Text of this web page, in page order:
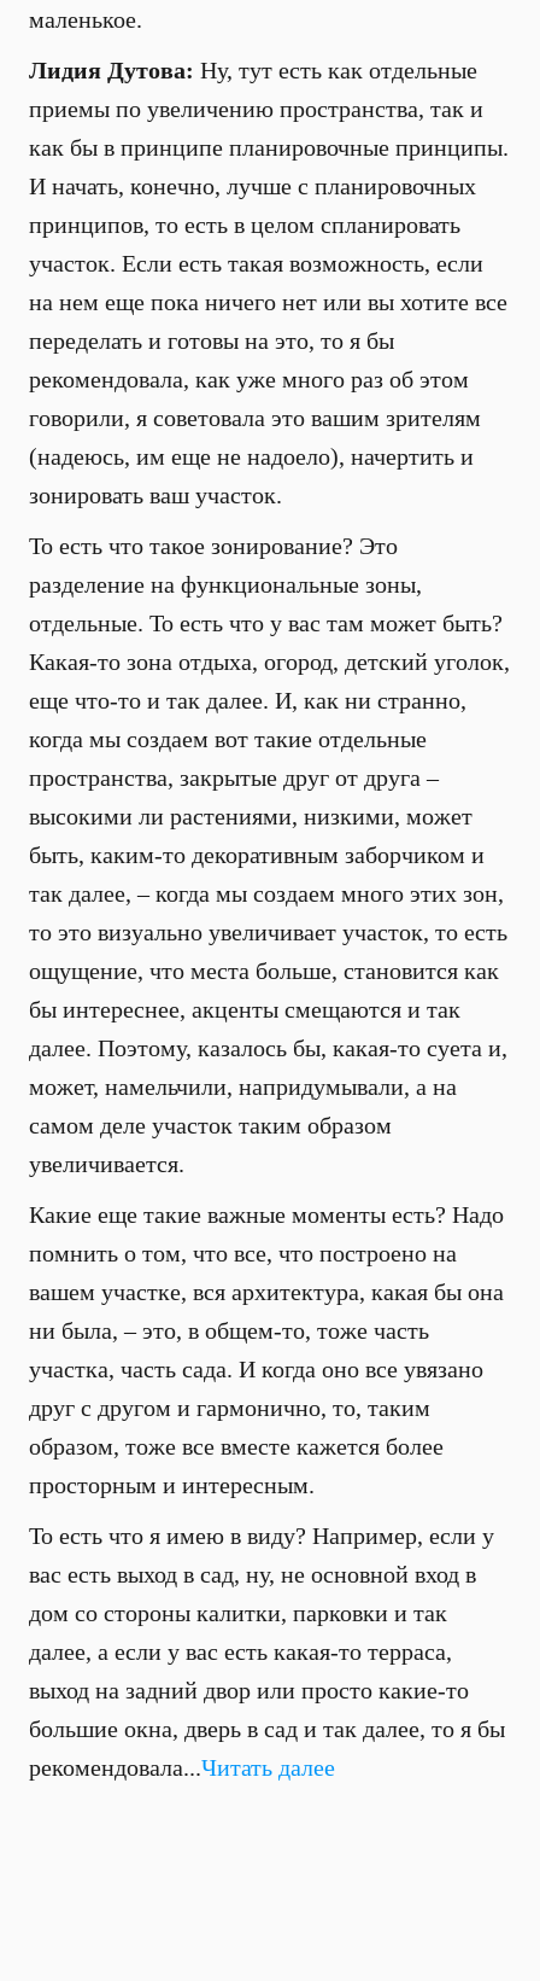
маленькое.
Лидия Дутова: Ну, тут есть как отдельные
приемы по увеличению пространства, так и
как бы в принципе планировочные принципы.
И начать, конечно, лучше с планировочных
принципов, то есть в целом спланировать
участок. Если есть такая возможность, если
на нем еще пока ничего нет или вы хотите все
переделать и готовы на это, то я бы
рекомендовала, как уже много раз об этом
говорили, я советовала это вашим зрителям
(надеюсь, им еще не надоело), начертить и
зонировать ваш участок.
То есть что такое зонирование? Это
разделение на функциональные зоны,
отдельные. То есть что у вас там может быть?
Какая-то зона отдыха, огород, детский уголок,
еще что-то и так далее. И, как ни странно,
когда мы создаем вот такие отдельные
пространства, закрытые друг от друга –
высокими ли растениями, низкими, может
быть, каким-то декоративным заборчиком и
так далее, – когда мы создаем много этих зон,
то это визуально увеличивает участок, то есть
ощущение, что места больше, становится как
бы интереснее, акценты смещаются и так
далее. Поэтому, казалось бы, какая-то суета и,
может, намельчили, напридумывали, а на
самом деле участок таким образом
увеличивается.
Какие еще такие важные моменты есть? Надо
помнить о том, что все, что построено на
вашем участке, вся архитектура, какая бы она
ни была, – это, в общем-то, тоже часть
участка, часть сада. И когда оно все увязано
друг с другом и гармонично, то, таким
образом, тоже все вместе кажется более
просторным и интересным.
То есть что я имею в виду? Например, если у
вас есть выход в сад, ну, не основной вход в
дом со стороны калитки, парковки и так
далее, а если у вас есть какая-то терраса,
выход на задний двор или просто какие-то
большие окна, дверь в сад и так далее, то я бы
рекомендовала...Читать далее